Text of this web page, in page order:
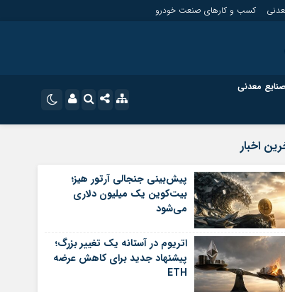
کسب و کارهای صنعت خودرو
معدنی
سروش
ایتا
آپارات
اپلیکیشن
عبور
مرا به خاطر بسپار
خودرو کسب و کارهای گردشگری و هنر
و هنر معدن و ورزش
اخبار
پیش‌بینی جنجالی آرتور هیز؛
بیت‌کوین یک میلیون دلاری
می‌شود
اتریوم در آستانه یک تغییر بزرگ؛
پیشنهاد جدید برای کاهش عرضه
ETH